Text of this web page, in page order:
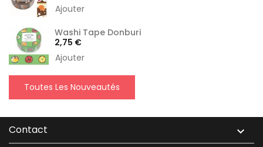
Ajouter
Washi Tape Donburi
Prix
2,75 €
Ajouter
Toutes Les Nouveautés
Contact 